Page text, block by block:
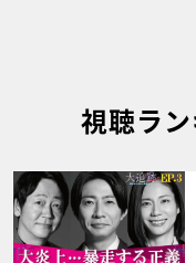
視聴ラ